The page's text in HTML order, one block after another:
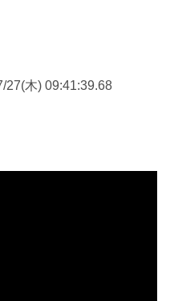
27(木) 09:41:39.68